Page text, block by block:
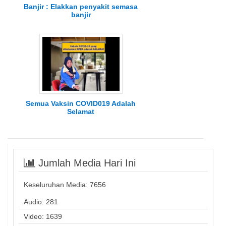
Banjir : Elakkan penyakit semasa
banjir
Semua Vaksin COVID019 Adalah
Selamat
Jumlah Media Hari Ini
Keseluruhan Media: 7656
Audio: 281
Video: 1639